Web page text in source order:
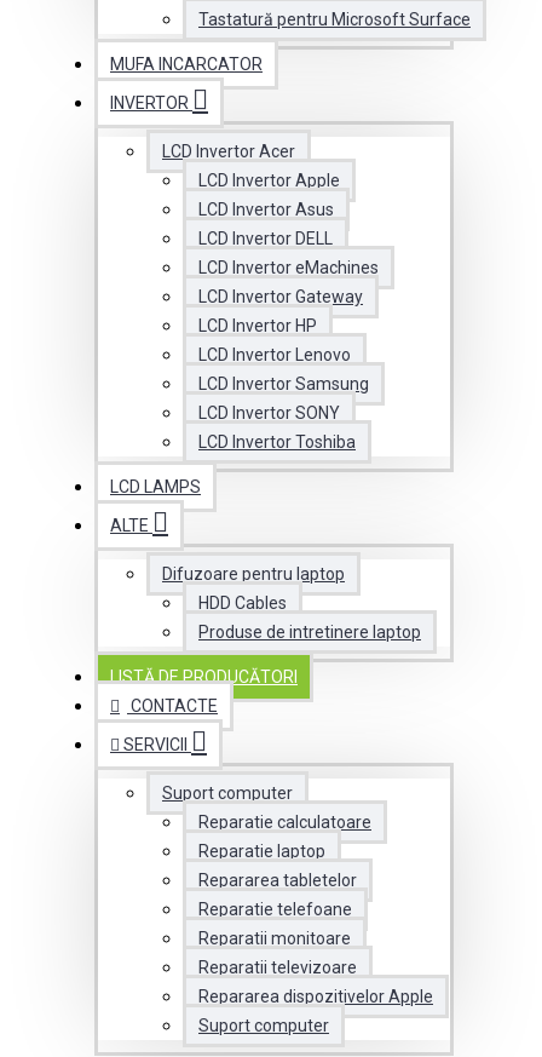
Tastatură pentru Microsoft Surface
MUFA INCARCATOR
INVERTOR
LCD Invertor Acer
LCD Invertor Apple
LCD Invertor Asus
LCD Invertor DELL
LCD Invertor eMachines
LCD Invertor Gateway
LCD Invertor HP
LCD Invertor Lenovo
LCD Invertor Samsung
LCD Invertor SONY
LCD Invertor Toshiba
LCD LAMPS
ALTE
Difuzoare pentru laptop
HDD Cables
Produse de intretinere laptop
LISTĂ DE PRODUCĂTORI
CONTACTE
SERVICII
Suport computer
Reparatie calculatoare
Reparatie laptop
Repararea tabletelor
Reparatie telefoane
Reparatii monitoare
Reparatii televizoare
Repararea dispozitivelor Apple
Suport computer